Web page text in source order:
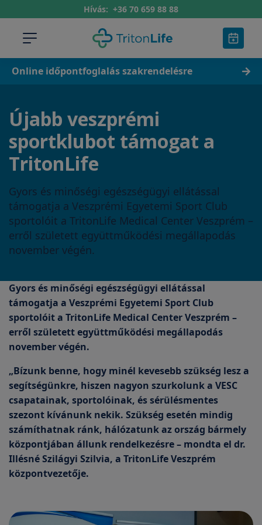
Hívás: +36 70 659 88 88
Online időpontfoglalás szakrendelésre
Újabb veszprémi
sportklubot támogat a
TritonLife
Gyors és minőségi egészségügyi ellátással
támogatja a Veszprémi Egyetemi Sport Club
sportolóit a TritonLife Medical Center Veszprém –
erről született együttműködési megállapodás
november végén.
Gyors és minőségi egészségügyi ellátással
támogatja a Veszprémi Egyetemi Sport Club
sportolóit a TritonLife Medical Center Veszprém –
erről született együttműködési megállapodás
november végén.
„Bízunk benne, hogy minél kevesebb szükség lesz a
segítségünkre, hiszen nagyon szurkolunk a VESC
csapatainak, sportolóinak, és sérülésmentes
szezont kívánunk nekik. Szükség esetén mindig
számíthatnak ránk, hálózatunk az ország bármely
központjában állunk rendelkezésre – mondta el dr.
Illésné Szilágyi Szilvia, a TritonLife Veszprém
központvezetője.